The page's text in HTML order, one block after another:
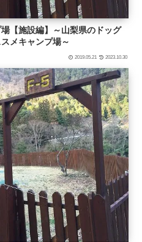
【施設編】～山梨県のドッグ
メキャンプ場～
2019.05.21 2023.10.30